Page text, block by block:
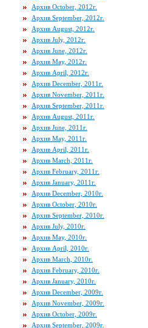
Архив October, 2012г.
Архив September, 2012г.
Архив August, 2012г.
Архив July, 2012г.
Архив June, 2012г.
Архив May, 2012г.
Архив April, 2012г.
Архив December, 2011г.
Архив November, 2011г.
Архив September, 2011г.
Архив August, 2011г.
Архив June, 2011г.
Архив May, 2011г.
Архив April, 2011г.
Архив March, 2011г.
Архив February, 2011г.
Архив January, 2011г.
Архив December, 2010г.
Архив October, 2010г.
Архив September, 2010г.
Архив July, 2010г.
Архив May, 2010г.
Архив April, 2010г.
Архив March, 2010г.
Архив February, 2010г.
Архив January, 2010г.
Архив December, 2009г.
Архив November, 2009г.
Архив October, 2009г.
Архив September, 2009г.